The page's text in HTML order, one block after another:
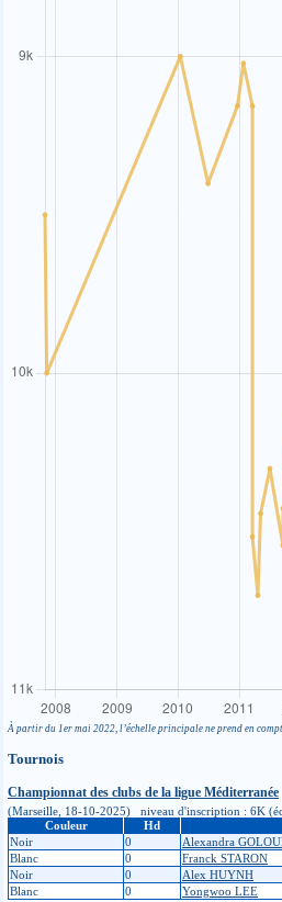
À partir du 1er mai 2022, l’échelle principale ne prend en
Tournois
Championnat des clubs de la ligue Méditerranée
(Marseille, 18-10-2025) niveau d'inscription : 6K
Couleur
Hd
Noir
0 Alexandra
Blanc
0 Franck STARON
Noir
0 Alex HUYNH
Blanc
0 Yongwoo LEE